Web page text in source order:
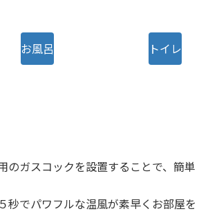
お風呂 トイレ
のガスコックを設置することで、簡単
秒でパワフルな温風が素早くお部屋を